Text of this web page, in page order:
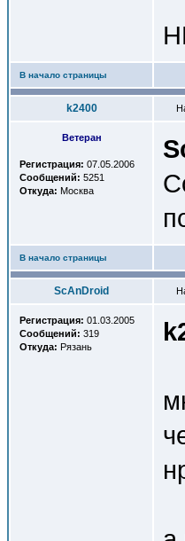
В начало страницы
k2400
Ветеран
Регистрация: 07.05.2006
Сообщений: 5251
Откуда: Москва
В начало страницы
ScAnDroid
Регистрация: 01.03.2005
Сообщений: 319
Откуда: Рязань